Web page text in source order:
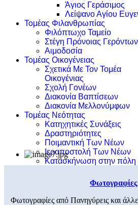
Άγιος Γεράσιμος
Λείψανο Αγίου
Τομέας Φιλανθρωπίας
Φιλόπτωχο Ταμείο
Στέγη Πρόνοιας Γερόντων
Αιμοδοσία
Τομέας Οικογένειας
Σχετικά Με Τον Τομέα
Οικογένιας
Σχολή Γονέων
Διακονία Βαπτίσεων
Διακονία Μελλονύμφων
Τομέας Νεότητας
Κατηχητικές Συνάξεις
Δραστηριότητες
Ποιμαντική Των Νέων
Ιεραποστολή Των Νέων
Κατασκήνωση στην πόλη
Φωτογραφίες
Φωτογραφίες από Πανηγύρεις και